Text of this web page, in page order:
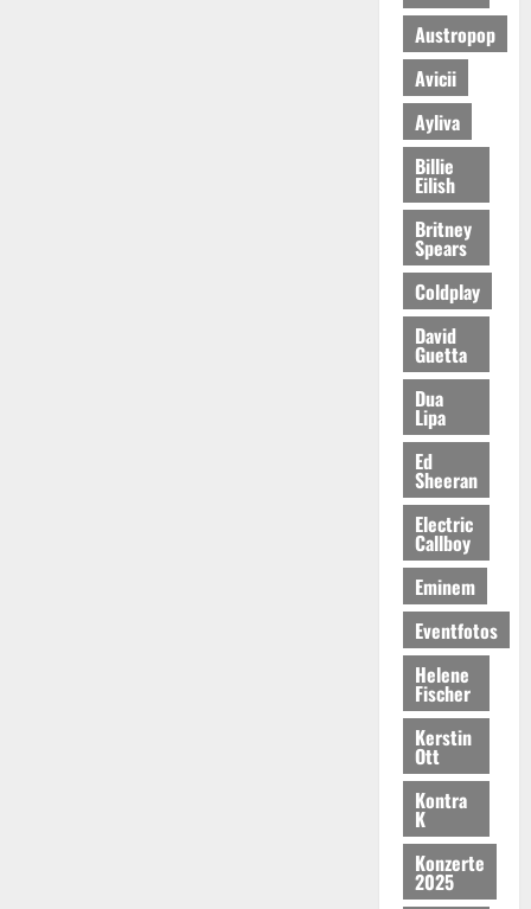
Austropop
Avicii
Ayliva
Billie
Eilish
Britney
Spears
Coldplay
David
Guetta
Dua
Lipa
Ed
Sheeran
Electric
Callboy
Eminem
Eventfotos
Helene
Fischer
Kerstin
Ott
Kontra
K
Konzerte
2025